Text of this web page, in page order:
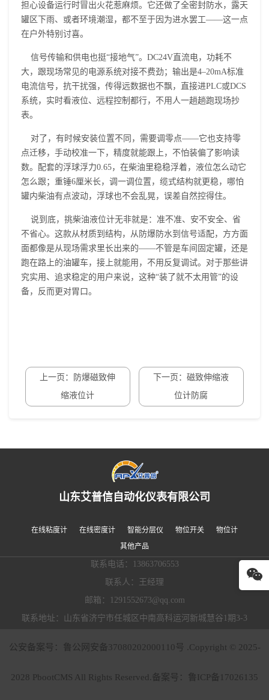
担心设备运行时冒出火花惹麻烦。它还做了全密封防水，露天
罐区下雨、或者环境潮湿，都不至于因为进水罢工——这一点
在户外特别讨喜。
信号传输和供电也挺“接地气”。DC24V直流电，功耗不
大，跟现场常见的电源系统对接不费劲；输出是4–20mA标准
电流信号，抗干扰强，传得远数据也不飘，直接进PLC或DCS
系统，实时看液位、远程控制都行，不用人一趟趟跑现场抄
表。
对了，有时候安装位置不同，需要调零点——它也支持零
点迁移，手动校准一下，精度就能跟上，不怕装偏了影响读
数。配套的浮球浮力0.65，在柴油里稳稳浮着，液位怎么动它
怎么跟；重锤6厘米长，调一调位置，缆式结构就更稳，哪怕
罐内柴油有点波动，浮球也不会乱晃，误差自然控得住。
说到底，挑柴油液位计无非就是：准不准、安不安全、省
不省心。这款从材质到结构，从防爆防水到信号适配，方方面
面都像是从现场需求里长出来的——不管是车间固定罐，还是
跑在路上的油罐车，接上就能用，不用反复调试。对于那些讲
究实用、追求稳定的用户来说，这种“装了就不太用管”的设
备，反而更对胃口。
上一页：防爆磁致伸
缩液位计
下一页：磁致伸缩液
位计防腐
山东艾普信自动化仪表有限公司
在线粘度计 在线密度计 智能分层仪 物位开关
物位计
其他产品
联系电话：13863706553
联系人：王经理
邮箱：1291552673@qq.com
联系地址：山东省济宁市任城区中南高科运河新城慧谷1期3-3
公安备案号：鲁公网安备37080202000110号 .Copyright © 2025-
2028 PbootCMS All Rights Reserved.备案号： 鲁ICP备17026135